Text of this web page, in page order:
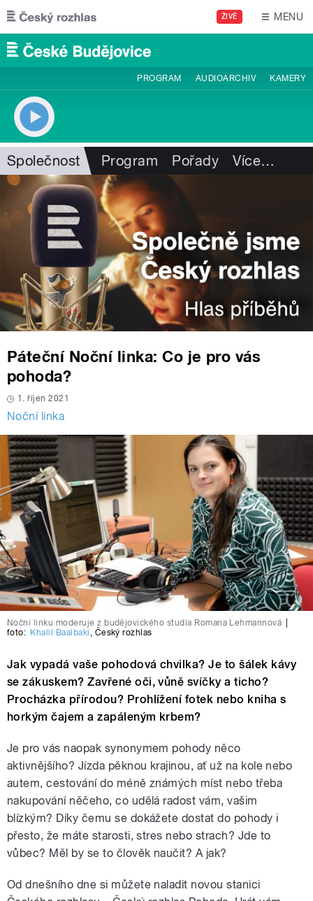
Přejít k hlavnímu obsahu
ŽIVĚ MENU
PROGRAM AUDIOARCHIV KAMERY
Společnost Program Pořady Více…
Páteční Noční linka: Co je pro vás
pohoda?
1. říjen 2021
Noční linka
Noční linku moderuje z budějovického studia Romana Lehmannová
foto: Khalil Baalbaki , Český rozhlas
Jak vypadá vaše pohodová chvilka? Je to šálek kávy
se zákuskem? Zavřené oči, vůně svíčky a ticho?
Procházka přírodou? Prohlížení fotek nebo kniha s
horkým čajem a zapáleným krbem?
Je pro vás naopak synonymem pohody něco
aktivnějšího? Jízda pěknou krajinou, ať už na kole nebo
autem, cestování do méně známých míst nebo třeba
nakupování něčeho, co udělá radost vám, vašim
blízkým? Díky čemu se dokážete dostat do pohody i
přesto, že máte starosti, stres nebo strach? Jde to
vůbec? Měl by se to člověk naučit? A jak?
Od dnešního dne si můžete naladit novou stanici